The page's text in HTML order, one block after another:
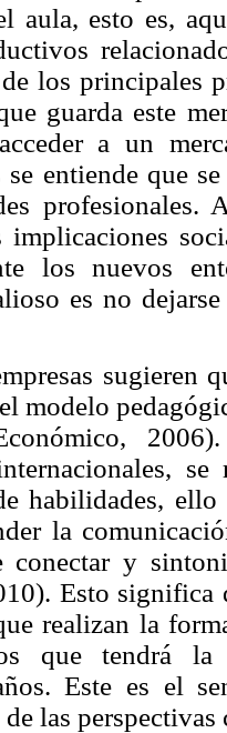
aula, esto es,
los principales
guarda este
a un
se entiende que
profesionales.
los nuevos
es no
sugieren
modelo
habilidades,
la
conectar y
Esto
realizan la
que tendrá
Este es el
las perspectivas